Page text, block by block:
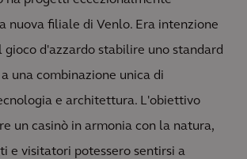
nuova filiale di Venlo. Era intenzione
d'azzardo stabilire uno standard
una combinazione unica di
e architettura. L'obiettivo
un casinò in armonia con la natura,
e visitatori potessero sentirsi a